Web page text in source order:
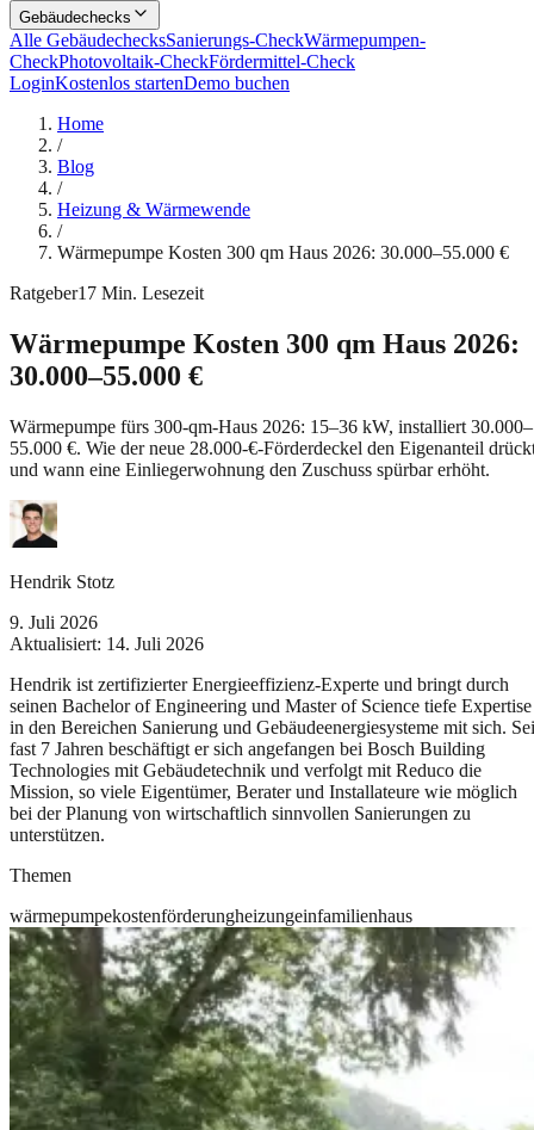
Gebäudechecks
Alle GebäudechecksSanierungs-CheckWärmepumpen-
CheckPhotovoltaik-CheckFördermittel-Check
LoginKostenlos startenDemo buchen
Home
/
Blog
/
Heizung & Wärmewende
/
Wärmepumpe Kosten 300 qm Haus 2026: 30.000–55.000 €
Ratgeber17 Min. Lesezeit
Wärmepumpe Kosten 300 qm Haus 2026:
30.000–55.000 €
Wärmepumpe fürs 300-qm-Haus 2026: 15–36 kW, installiert 30.000–
55.000 €. Wie der neue 28.000-€-Förderdeckel den Eigenanteil
und wann eine Einliegerwohnung den Zuschuss spürbar erhöht.
Hendrik Stotz
9. Juli 2026
Aktualisiert: 14. Juli 2026
Hendrik ist zertifizierter Energieeffizienz-Experte und bringt durch
seinen Bachelor of Engineering und Master of Science tiefe Expertise
in den Bereichen Sanierung und Gebäudeenergiesysteme mit sich.
fast 7 Jahren beschäftigt er sich angefangen bei Bosch Building
Technologies mit Gebäudetechnik und verfolgt mit Reduco die
Mission, so viele Eigentümer, Berater und Installateure wie möglich
bei der Planung von wirtschaftlich sinnvollen Sanierungen zu
unterstützen.
Themen
wärmepumpekostenförderungheizungeinfamilienhaus